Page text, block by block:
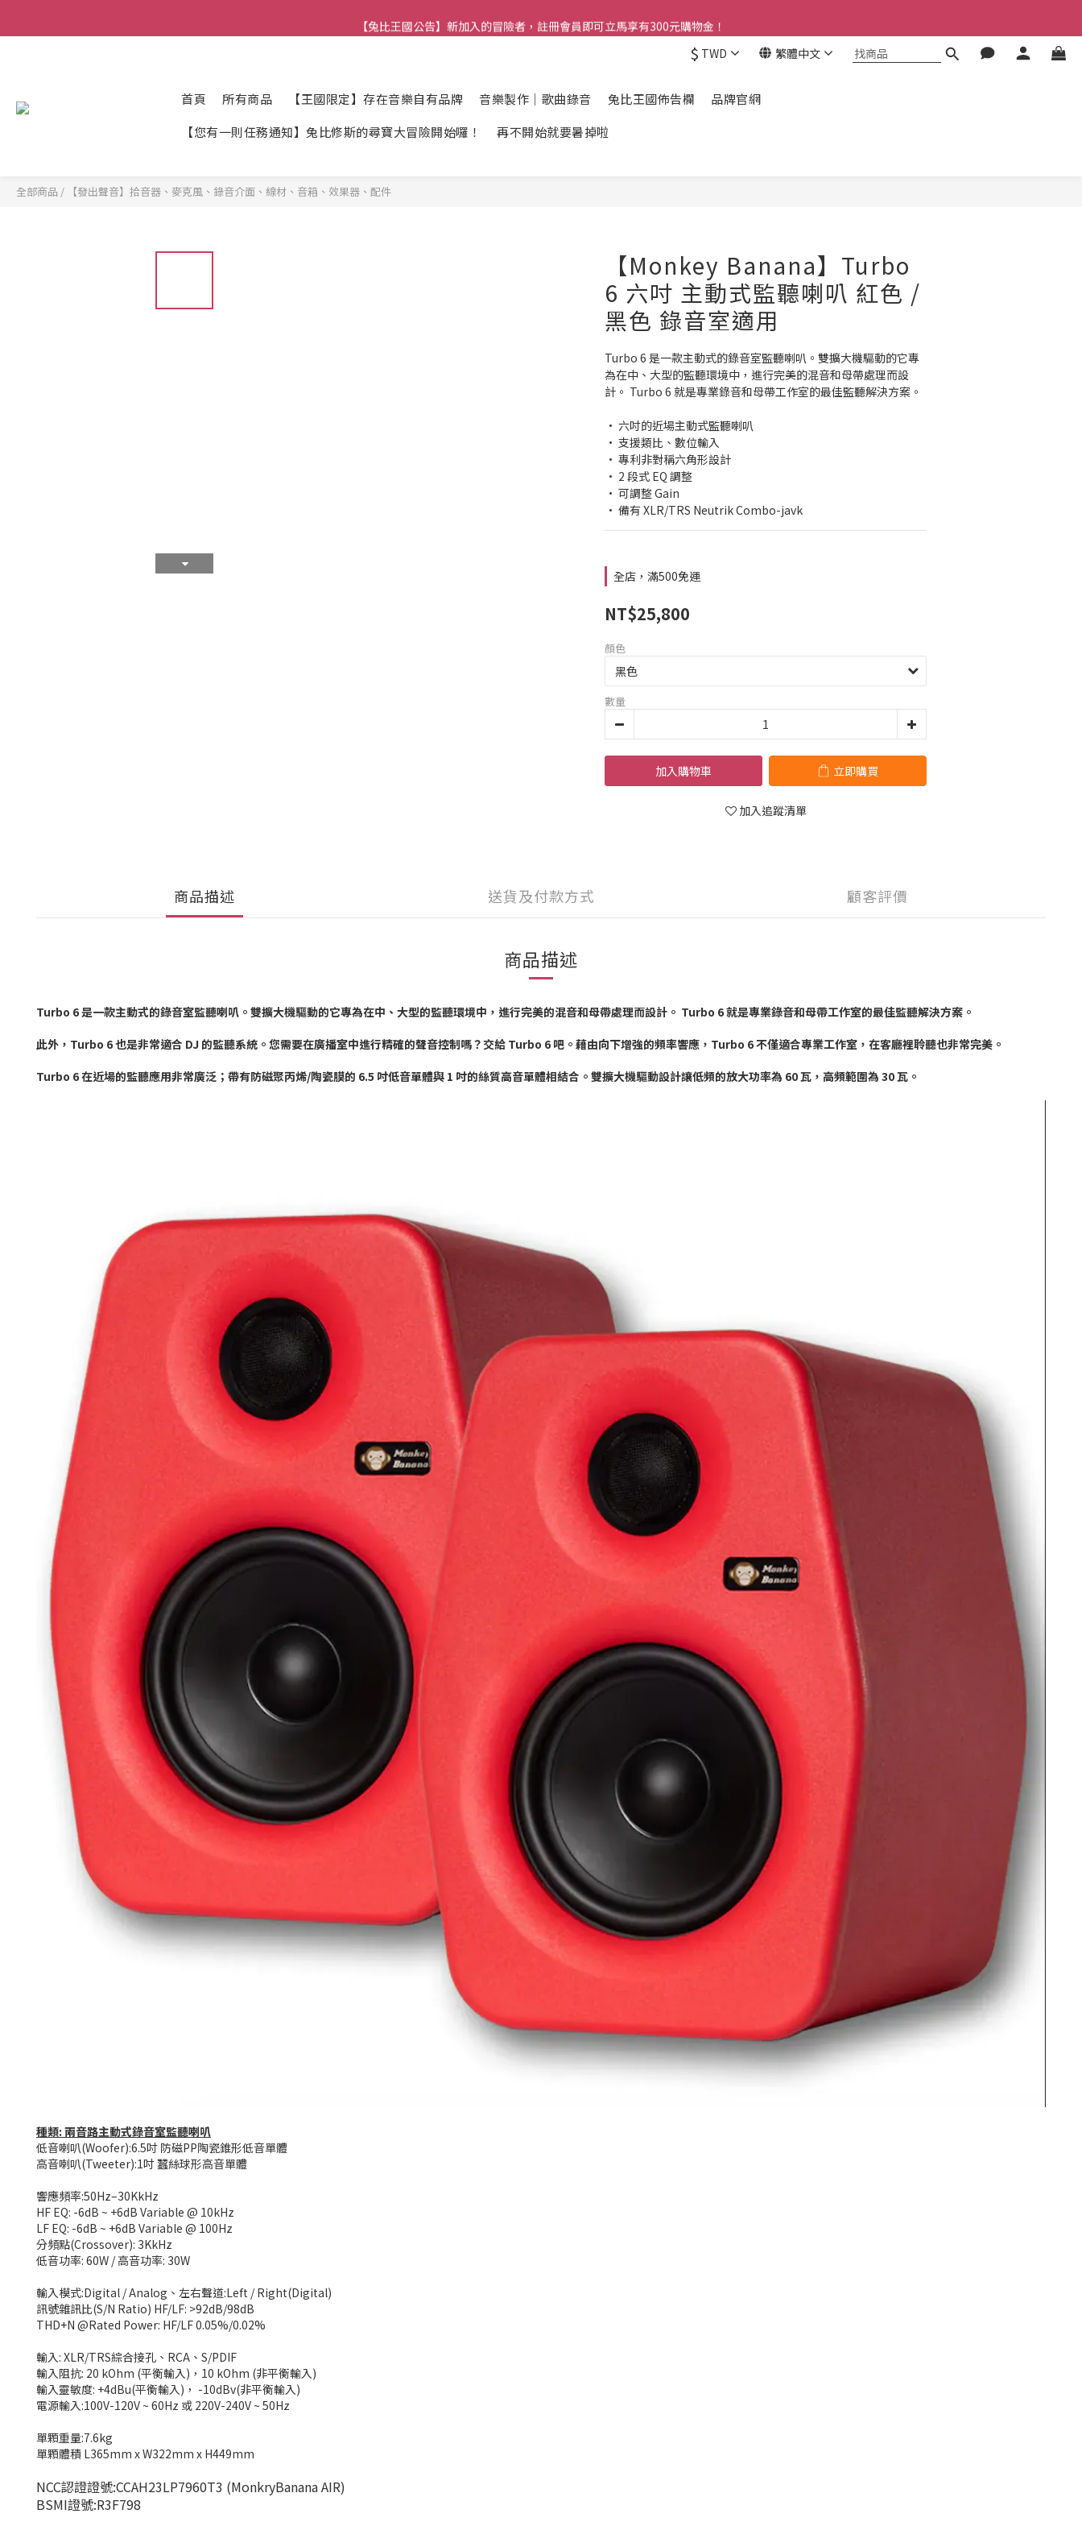
【兔比王國公告】新加入的冒險者，註冊會員即可立馬享有300元購物金！
【兔比王國公告】新加入的冒險者，註冊會員即可立馬享有300元購物金！
【兔比王國公告】新加入的冒險者，註冊會員即可立馬享有300元購物金！
$ TWD 繁體中文
首頁 所有商品 【王國限定】存在音樂自有品牌 音樂製作｜歌曲錄音 兔比王國佈告欄
品牌官網
【您有一則任務通知】兔比修斯的尋寶大冒險開始囉！
再不開始就要暑掉啦
全部商品 / 【發出聲音】拾音器、麥克風、錄音介面、線材、音箱、效果器、配件
【Monkey Banana】Turbo
6 六吋 主動式監聽喇叭 紅色 /
黑色 錄音室適用
Turbo 6 是一款主動式的錄音室監聽喇叭。雙擴大機驅動的它專
為在中、大型的監聽環境中，進行完美的混音和母帶處理而設
計。 Turbo 6 就是專業錄音和母帶工作室的最佳監聽解決方案。
• 六吋的近場主動式監聽喇叭
• 支援類比、數位輸入
• 專利非對稱六角形設計
• 2 段式 EQ 調整
• 可調整 Gain
• 備有 XLR/TRS Neutrik Combo-javk
全店，滿500免運
NT$25,800
顏色
數量
加入購物車 立即購買
加入追蹤清單
商品描述 送貨及付款方式 顧客評價
商品描述
Turbo 6 是一款主動式的錄音室監聽喇叭。雙擴大機驅動的它專為在中、大型的監聽環境中，進行完美的混音和母帶處理而設計。 Turbo 6 就是專業錄音和母帶工作室的最佳監聽解決方案。
此外，Turbo 6 也是非常適合 DJ 的監聽系統。您需要在廣播室中進行精確的聲音控制嗎？交給 Turbo 6 吧。藉由向下增強的頻率響應，Turbo 6 不僅適合專業工作室，在客廳裡聆聽也非常完美。
Turbo 6 在近場的監聽應用非常廣泛；帶有防磁聚丙烯/陶瓷膜的 6.5 吋低音單體與 1 吋的絲質高音單體相結合。雙擴大機驅動設計讓低頻的放大功率為 60 瓦，高頻範圍為 30 瓦。
種類: 兩音路主動式錄音室監聽喇叭
低音喇叭(Woofer):6.5吋 防磁PP陶瓷錐形低音單體
高音喇叭(Tweeter):1吋 蠶絲球形高音單體
響應頻率:50Hz–30KkHz
HF EQ: -6dB ~ +6dB Variable @ 10kHz
LF EQ: -6dB ~ +6dB Variable @ 100Hz
分頻點(Crossover): 3KkHz
低音功率: 60W / 高音功率: 30W
輸入模式:Digital / Analog、左右聲道:Left / Right(Digital)
訊號雜訊比(S/N Ratio) HF/LF: >92dB/98dB
THD+N @Rated Power: HF/LF 0.05%/0.02%
輸入: XLR/TRS綜合接孔、RCA、S/PDIF
輸入阻抗: 20 kOhm (平衡輸入)，10 kOhm (非平衡輸入)
輸入靈敏度: +4dBu(平衡輸入)， -10dBv(非平衡輸入)
電源輸入:100V-120V ~ 60Hz 或 220V-240V ~ 50Hz
單顆重量:7.6kg
單顆體積 L365mm x W322mm x H449mm
NCC認證證號:CCAH23LP7960T3 (MonkryBanana AIR)
BSMI證號:R3F798